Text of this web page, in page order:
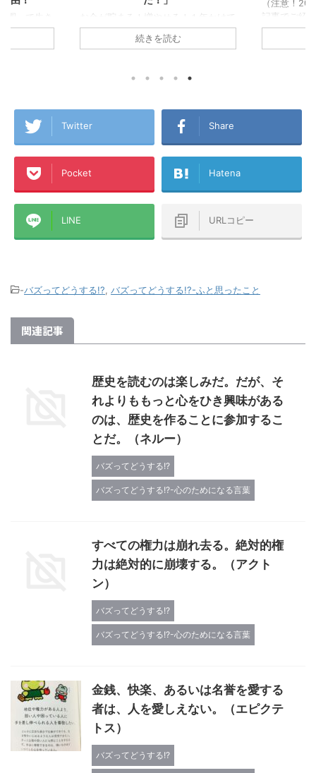
』で生き
後すぐに楽
いう視点か
するメリッ
から楽天カ
いる方、各
圏にバラバ
参考になれ
ミ ...
お金が貯まる！増やせる！１年かけて
ゼロから『楽天経済圏』に入ってみ
た！ created by Rinker Kindle
済圏』に入ってみた！」！ 僕はほん
の2年前まで、毎日のスーパーなどで
せんでした。そして投資なんて『ギャ
ンブラー』がすることだと思っていま
した！ そんな楽天I ...
続きを読む
（注意！
記事でご紹
ペーンや月
そんな中、
ーンで『
Twitter Share
Pocket Hatena
LINE URLコピー
-バズってどうする!? バズってどうする!?-ふと思ったこと
関連記事
歴史を読むのは楽しみだ。だが、そ
れよりももっと心をひき興味がある
のは、歴史を作ることに参加するこ
とだ。（ネルー）
バズってどうする!?
バズってどうする!?-心のためになる言葉
すべての権力は崩れ去る。絶対的権
力は絶対的に崩壊する。（アクト
ン）
バズってどうする!?
バズってどうする!?-心のためになる言葉
金銭、快楽、あるいは名誉を愛する
者は、人を愛しえない。（エピクテ
トス）
バズってどうする!?